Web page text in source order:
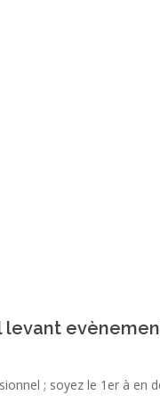
levant
; soyez le 1er à en